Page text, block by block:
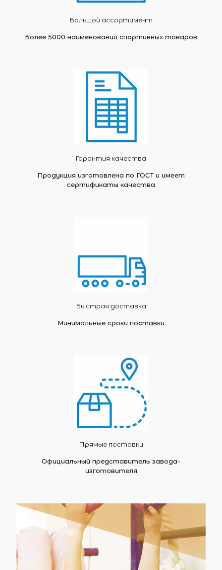
Большой ассортимент
Более 5000 наименований спортивных товаров
Гарантия качества
Продукция изготовлена по ГОСТ и имеет
сертификаты качества
Быстрая доставка
Минимальные сроки поставки
Прямые поставки
Официальный представитель завода-
изготовителя